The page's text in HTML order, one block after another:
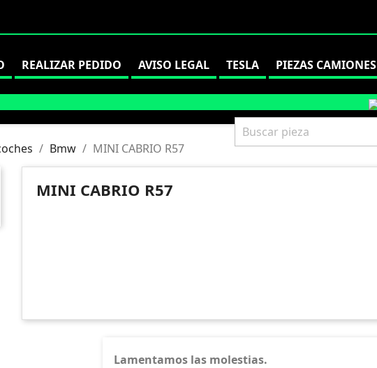
REALIZAR PEDIDO AVISO LEGAL TESLA PIEZAS CAMIONES
Bmw MINI CABRIO R57
MINI CABRIO R57
Lamentamos las molestias.